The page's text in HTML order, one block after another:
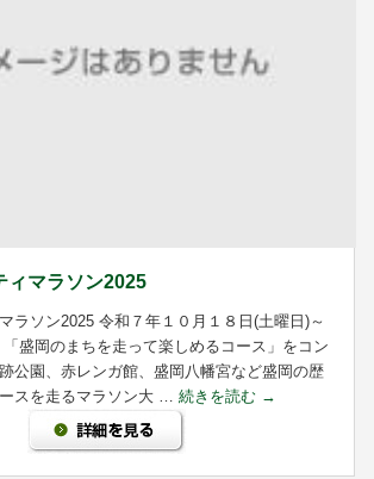
ィマラソン2025
ラソン2025 令和７年１０月１８日(土曜日)～
盛岡のまちを走って楽しめるコース」をコン
公園、赤レンガ館、盛岡八幡宮など盛岡の歴
スを走るマラソン大 …続きを読む →